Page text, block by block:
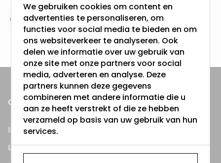
Altijd uit eigen voorraad
3000m2 - 60.000+ Producten
ONZE PRODUCTEN
Inbouwspots
LED Lampen
We gebruiken cookies om content en
advertenties te personaliseren, om
functies voor social media te bieden en om
ons websiteverkeer te analyseren. Ook
delen we informatie over uw gebruik van
onze site met onze partners voor social
media, adverteren en analyse. Deze
partners kunnen deze gegevens
combineren met andere informatie die u
aan ze heeft verstrekt of die ze hebben
verzameld op basis van uw gebruik van hun
services.